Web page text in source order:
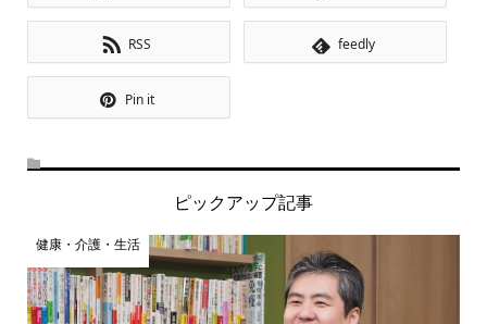
RSS feedly
Pin it
ピックアップ記事
健康・介護・生活